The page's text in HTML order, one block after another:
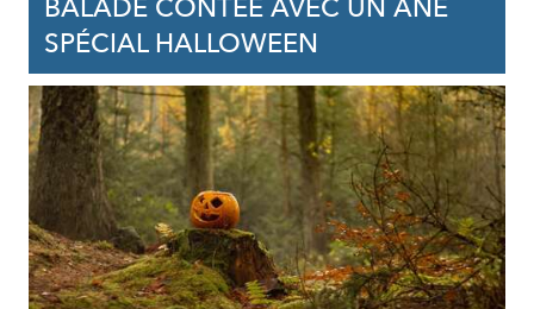
BALADE CONTÉE AVEC UN ÂNE
SPÉCIAL HALLOWEEN